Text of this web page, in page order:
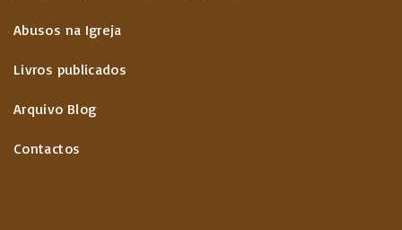
Abusos na Igreja
Livros publicados
Arquivo Blog
Contactos